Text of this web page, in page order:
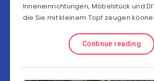
Inneneinrichtungen, Möbelstück und
die Sie mit kleinem Topf zeugen
Continue reading